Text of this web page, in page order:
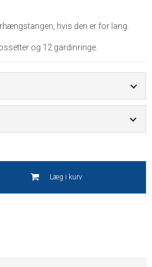
hvis den er for lang.
og 12 gardinringe.
Læg i kurv